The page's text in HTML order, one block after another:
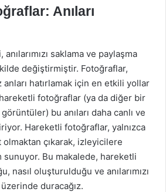
Anıları
saklama ve paylaşma
değiştirmiştir. Fotoğraflar,
anları hatırlamak için en etkili yollar
fotoğraflar (ya da diğer bir
bu anıları daha canlı ve
Hareketli fotoğraflar, yalnızca
çıkarak, izleyicilere
Bu makalede, hareketli
nasıl oluşturulduğu ve anılarımızı
duracağız.